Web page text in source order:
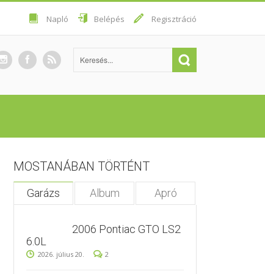
Napló Belépés Regisztráció
MOSTANÁBAN TÖRTÉNT
Garázs Album Apró
2006 Pontiac GTO LS2
6.0L
2026. július 20. 2